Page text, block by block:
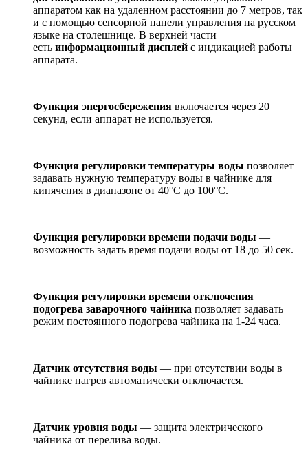
аппаратом как на удаленном расстоянии до 7 метров, так
и с помощью сенсорной панели управления на русском
языке на столешнице. В верхней части
есть информационный дисплей с индикацией работы
аппарата.
Функция энергосбережения включается через 20
секунд, если аппарат не используется.
Функция регулировки температуры воды позволяет
задавать нужную температуру воды в чайнике для
кипячения в диапазоне от 40°С до 100°С.
Функция регулировки времени подачи воды —
возможность задать время подачи воды от 18 до 50 сек.
Функция регулировки времени отключения
подогрева заварочного чайника позволяет задавать
режим постоянного подогрева чайника на 1-24 часа.
Датчик отсутствия воды — при отсутствии воды в
чайнике нагрев автоматически отключается.
Датчик уровня воды — защита электрического
чайника от перелива воды.